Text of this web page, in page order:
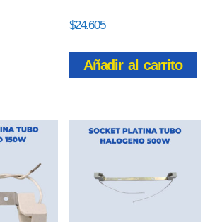
$24.605
Añadir al carrito